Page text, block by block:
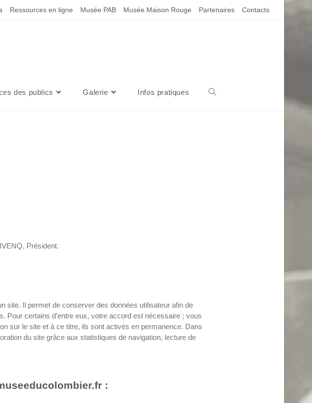
Ressources en ligne Musée PAB Musée Maison Rouge Partenaires Contacts
des publics Galerie Infos pratiques
Président.
site. Il permet de conserver des données utilisateur afin de
Pour certains d’entre eux, votre accord est nécessaire ; vous
sur le site et à ce titre, ils sont activés en permanence. Dans
du site grâce aux statistiques de navigation, lecture de
: